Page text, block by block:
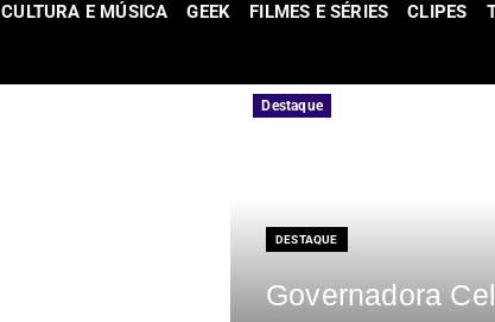
CULTURA E MÚSICA GEEK FILMES E SÉRIES CLIPES
Unidade oferece atendimento
DESTAQUE
Governadora